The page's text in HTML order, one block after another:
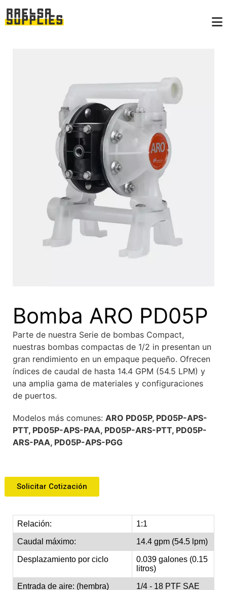
Bomba ARO PD05P
Parte de nuestra Serie de bombas Compact,
nuestras bombas compactas de 1/2 in presentan un
gran rendimiento en un empaque pequeño. Ofrecen
índices de caudal de hasta 14.4 GPM (54.5 LPM) y
una amplia gama de materiales y configuraciones
de puertos.
Modelos más comunes: ARO PD05P, PD05P-APS-
PTT, PD05P-APS-PAA, PD05P-ARS-PTT, PD05P-
ARS-PAA, PD05P-APS-PGG
Solicitar Cotización
Relación: 1:1
Caudal máximo: 14.4 gpm (54.5 lpm)
Desplazamiento por ciclo
0.039 galones (0.15
litros)
Entrada de aire: (hembra)
1/4 - 18 PTF SAE